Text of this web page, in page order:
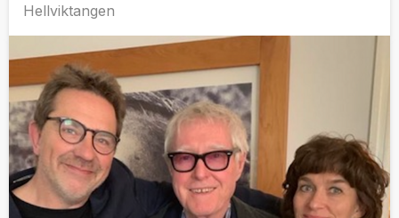
Hellviktangen